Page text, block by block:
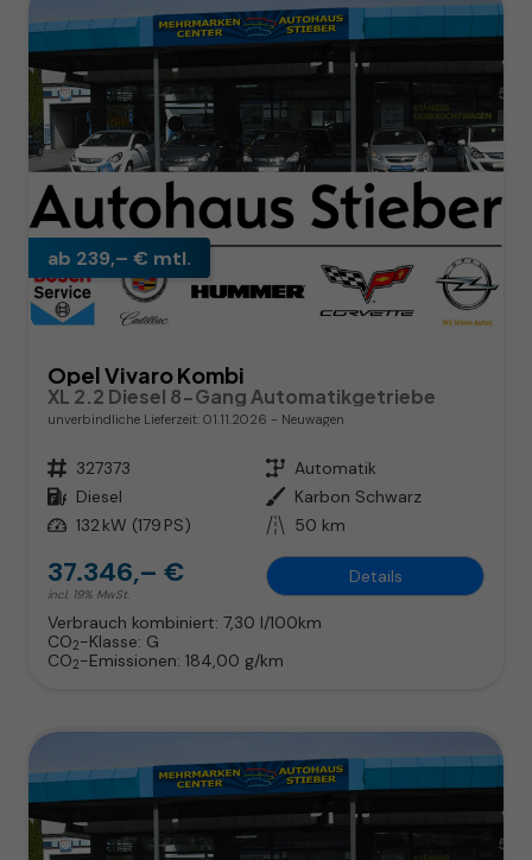
ab 239,– € mtl.
Opel Vivaro Kombi
XL 2.2 Diesel 8-Gang Automatikgetriebe
unverbindliche Lieferzeit: 01.11.2026 Neuwagen
Fahrzeugnr. 327373 Getriebe Automatik
Kraftstoff Diesel Außenfarbe Karbon Schwarz
Leistung 132 kW (179 PS) Kilometerstand 50 km
37.346,– €
incl. 19% MwSt.
Details
Verbrauch kombiniert: 7,30 l/100km
CO2-Klasse: G
CO2-Emissionen: 184,00 g/km